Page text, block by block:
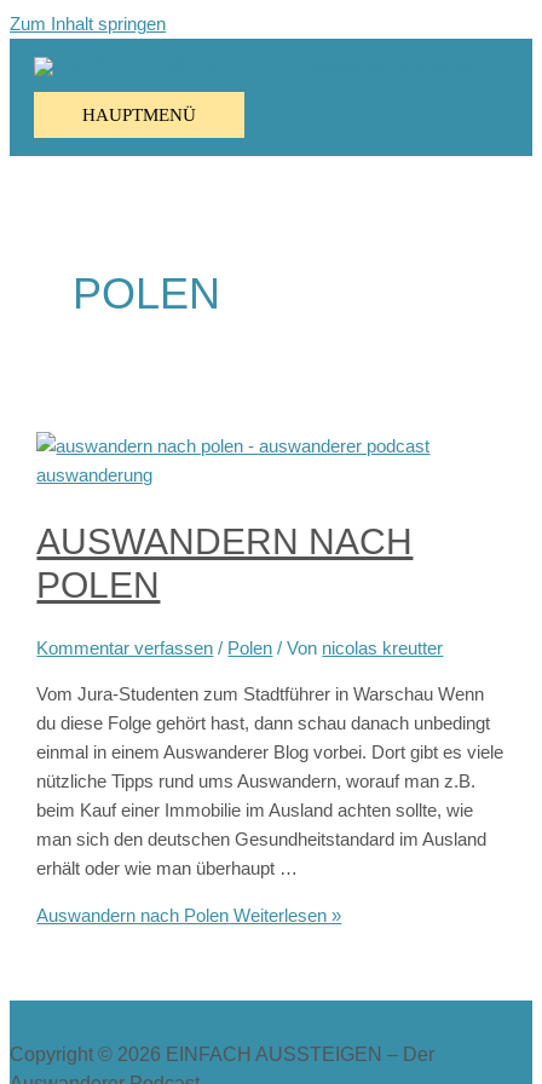
Zum Inhalt springen
HAUPTMENÜ
POLEN
AUSWANDERN NACH
POLEN
Kommentar verfassen / Polen / Von nicolas kreutter
Vom Jura-Studenten zum Stadtführer in Warschau Wenn
du diese Folge gehört hast, dann schau danach unbedingt
einmal in einem Auswanderer Blog vorbei. Dort gibt es viele
nützliche Tipps rund ums Auswandern, worauf man z.B.
beim Kauf einer Immobilie im Ausland achten sollte, wie
man sich den deutschen Gesundheitstandard im Ausland
erhält oder wie man überhaupt …
Auswandern nach Polen Weiterlesen »
Copyright © 2026 EINFACH AUSSTEIGEN – Der